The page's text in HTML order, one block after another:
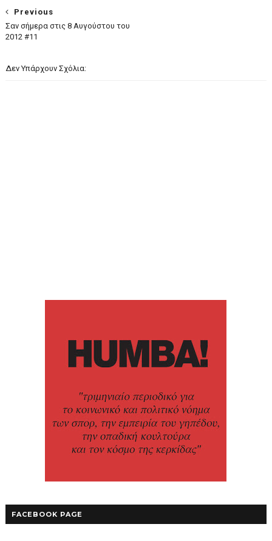
Previous
Σαν σήμερα στις 8 Αυγούστου του
2012 #11
Δεν Υπάρχουν Σχόλια:
FACEBOOK PAGE